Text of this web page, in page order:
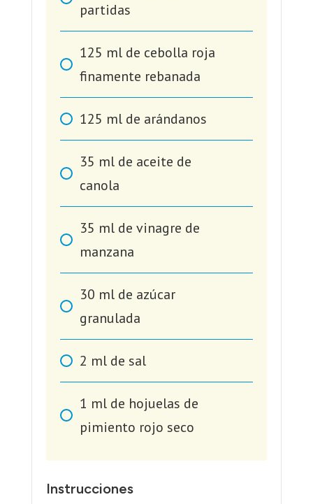
partidas
125 ml de cebolla roja
finamente rebanada
125 ml de arándanos
35 ml de aceite de
canola
35 ml de vinagre de
manzana
30 ml de azúcar
granulada
2 ml de sal
1 ml de hojuelas de
pimiento rojo seco
Instrucciones